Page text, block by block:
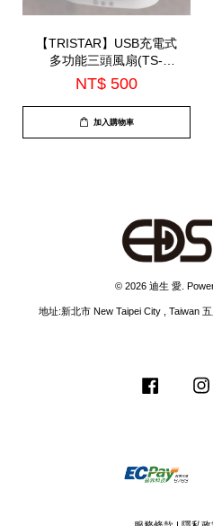
【TRISTAR】USB充電式
多功能三頭風扇(TS-
B242-1)
NT$ 500
加入購物車
© 2026 迪生 愛.
地址:新北市 New Taipei City , Taiwan
Facebook